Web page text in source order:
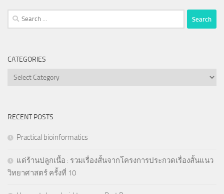
Search
for:
CATEGORIES
Categories
RECENT POSTS
Practical bioinformatics
แด่ร้านปลูกเนื้อ : รวมเรื่องสั้นจากโครงการประกวดเรื่องสั้นแนว
วิทยาศาสตร์ ครั้งที่ 10